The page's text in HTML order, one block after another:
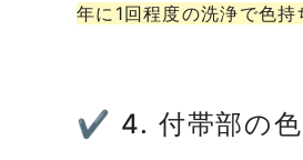
年に1回程度の洗浄で色持
✔ 4. 付帯部の色